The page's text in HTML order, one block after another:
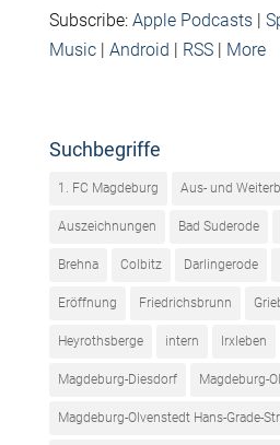
Subscribe: Apple Podcasts|
Music| Android | RSS| More
Suchbegriffe
1. FC Magdeburg Aus- und
Auszeichnungen Bad Suderode
Brehna Colbitz Darlingerode
Eröffnung Friedrichsbrunn
Heyrothsberge intern Irxleben
Magdeburg-Diesdorf Magdeburg-
Magdeburg-Olvenstedt Hans-Grade-